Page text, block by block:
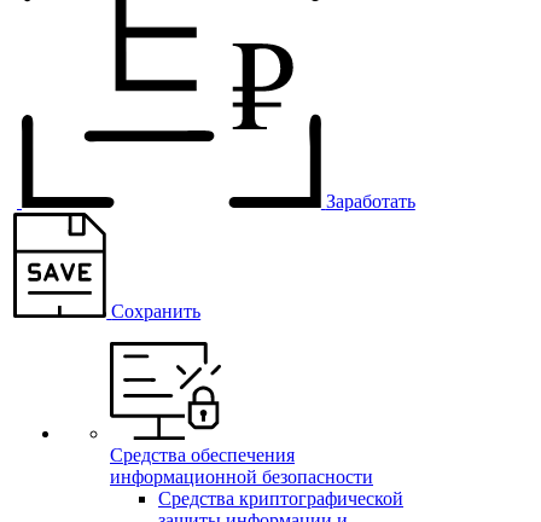
Заработать
Сохранить
Средства обеспечения
информационной безопасности
Средства криптографической